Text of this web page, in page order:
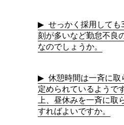
せっかく採用して
刻が多いなど勤怠不良
なのでしょうか。
休憩時間は一斉に
定められているようで
上、昼休みを一斉に取
すればよいですか。